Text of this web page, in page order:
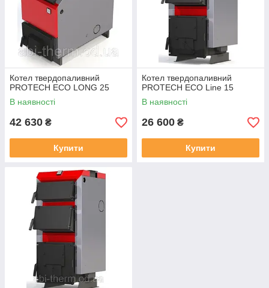
Котел твердопаливний
PROTECH ECO LONG 25
В наявності
42 630 ₴
Купити
Котел твердопаливний
PROTECH ECO Line 15
В наявності
26 600 ₴
Купити